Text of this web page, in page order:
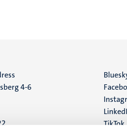
4-6
TikTok